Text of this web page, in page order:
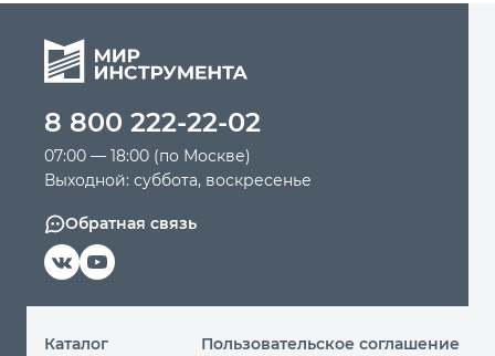
8 800 222-22-02
07:00 — 18:00 (по Москве)
Выходной: суббота, воскресенье
Обратная связь
Каталог Пользовательское соглашение